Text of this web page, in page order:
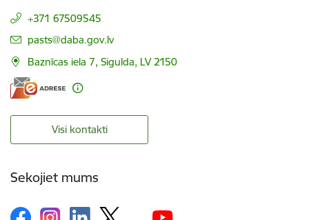
+371 67509545
E-pasts:
pasts@daba.gov.lv
Baznīcas iela 7, Sigulda, LV 2150
Visi kontakti
Sekojiet mums